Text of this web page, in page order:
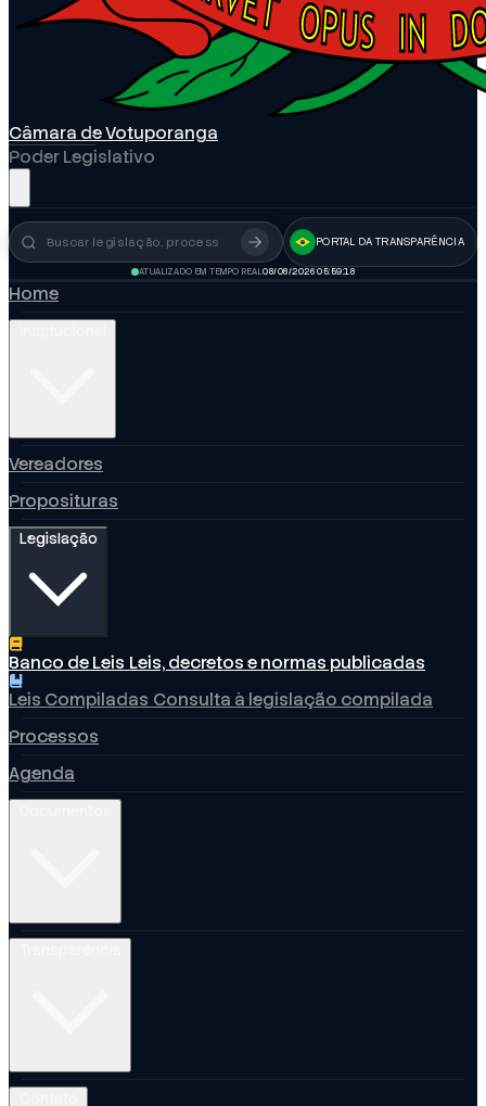
Câmara de Votuporanga
Poder Legislativo
Busca no portal PORTAL DA TRANSPARÊNCIA
ATUALIZADO EM TEMPO REAL 08/08/2026 05:59:19
Home
Vereadores
Proposituras
Legislação
Banco de Leis Leis, decretos e normas publicadas
Leis Compiladas Consulta à legislação compilada
Processos
Agenda